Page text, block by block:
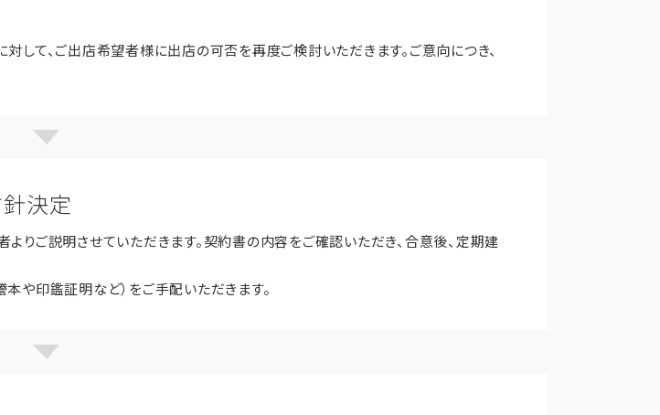
して、ご出店希望者様に出店の可否を再度ご検討いただきます。ご意向につき、
決定
りご説明させていただきます。契約書の内容をご確認いただき、合意後、定期建
や印鑑証明など）をご手配いただきます。